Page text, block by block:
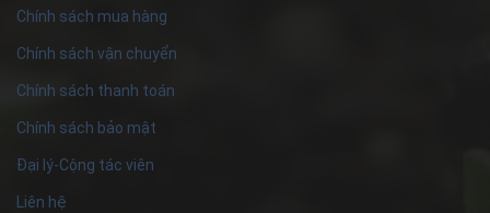
Chính sách mua hàng
Chính sách vận chuyển
Chính sách thanh toán
Chính sách bảo mật
Đại lý-Cộng tác viên
Liên hệ